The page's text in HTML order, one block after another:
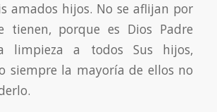
amados hijos. No se aflijan por
tienen, porque es Dios Padre
limpieza a todos Sus hijos,
siempre la mayoría de ellos no